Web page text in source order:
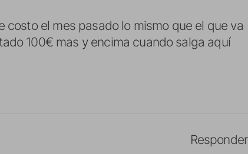
el mes pasado lo mismo que el que va
100€ mas y encima cuando salga aquí
Responder